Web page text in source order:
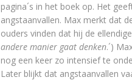
pagina´s in het boek op. Het
angstaanvallen. Max merkt dat
ouders vinden dat hij de
andere manier gaat denken.´)
nog een keer zo intensief te
Later blijkt dat angstaanvallen